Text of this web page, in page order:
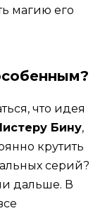
магию его
что идея
Бину,
крутить
серий?
дальше. В